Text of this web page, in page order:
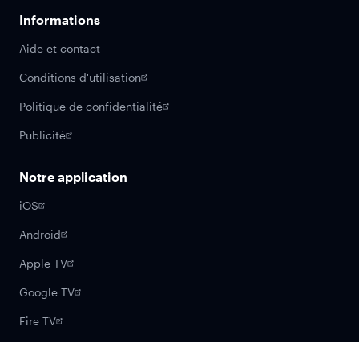
Informations
Aide et contact
Conditions d'utilisation
Politique de confidentialité
Publicité
Notre application
iOS
Android
Apple TV
Google TV
Fire TV